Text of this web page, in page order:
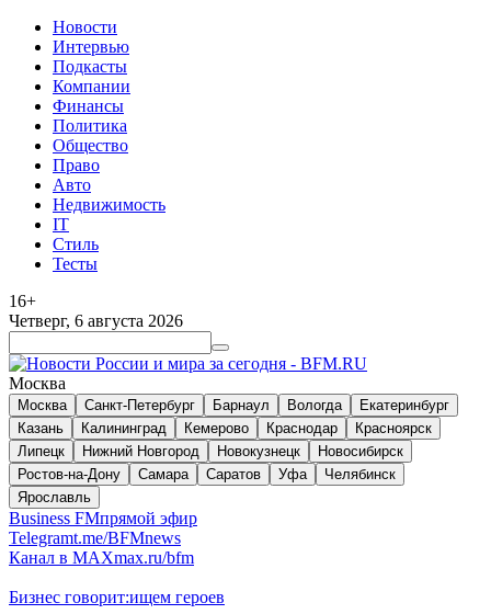
Новости
Интервью
Подкасты
Компании
Финансы
Политика
Общество
Право
Авто
Недвижимость
IT
Стиль
Тесты
16+
Четверг, 6 августа 2026
Москва
Москва Санкт-Петербург Барнаул Вологда
Екатеринбург
Казань
Калининград Кемерово Краснодар
Красноярск
Липецк
Нижний Новгород Новокузнецк
Новосибирск
Ростов-на-Дону
Самара Саратов Уфа
Челябинск
Ярославль
Business FMпрямой эфир
Telegramt.me/BFMnews
Канал в MAXmax.ru/bfm
Бизнес говорит:ищем героев